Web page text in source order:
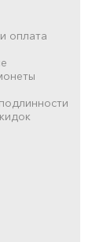
оплата